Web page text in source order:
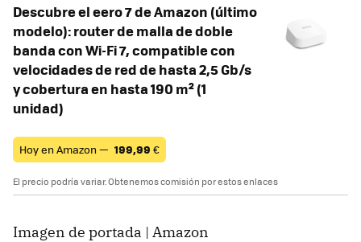
Descubre el eero 7 de Amazon (último
modelo): router de malla de doble
banda con Wi-Fi 7, compatible con
velocidades de red de hasta 2,5 Gb/s
y cobertura en hasta 190 m² (1
unidad)
Hoy en Amazon — 199,99 €
El precio podría variar. Obtenemos comisión por estos enlaces
Imagen de portada | Amazon